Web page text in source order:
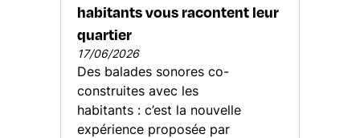
habitants vous racontent leur
quartier
17/06/2026
Des balades sonores co-
construites avec les
habitants : c’est la nouvelle
expérience proposée par